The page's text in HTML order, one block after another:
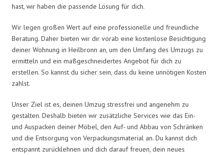
hast, wir haben die passende Lösung für dich.
Wir legen großen Wert auf eine professionelle und freundliche
Beratung. Daher bieten wir dir vorab eine kostenlose Besichtigung
deiner Wohnung in Heilbronn an, um den Umfang des Umzugs zu
ermitteln und ein maßgeschneidertes Angebot für dich zu
erstellen. So kannst du sicher sein, dass du keine unnötigen Kosten
zahlst.
Unser Ziel ist es, deinen Umzug stressfrei und angenehm zu
gestalten. Deshalb bieten wir zusätzliche Services wie das Ein-
und Auspacken deiner Möbel, den Auf- und Abbau von Schränken
und die Entsorgung von Verpackungsmaterial an. Du kannst dich
entspannt zurücklehnen und dich darauf freuen, dein neues